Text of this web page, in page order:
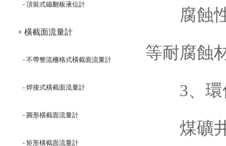
- 頂裝式磁翻板液位計
+ 橫截面流量計
- 不帶整流柵格式橫截面流量計
- 焊接式橫截面流量計
- 圓形橫截面流量計
- 矩形橫截面流量計
腐蝕性
等耐腐蝕
3、環
煤礦井